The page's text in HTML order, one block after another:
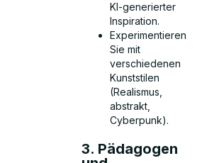
KI-generierter
Inspiration.
Experimentieren
Sie mit
verschiedenen
Kunststilen
(Realismus,
abstrakt,
Cyberpunk).
3. Pädagogen